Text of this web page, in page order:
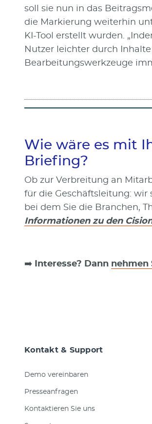
soll sie nun in das
die Markierung weiterhin
KI-Tool erstellt wurden.
Nutzer leichter durch
Bearbeitungswerkzeuge
Wie wäre es mit
Briefing?
Ob zur Verbreitung an
für die Geschäftsleitung: wir
bei dem Sie die Branchen,
Informationen zu den
➡️ Interesse? Dann nehmen
Kontakt & Support
Demo vereinbaren
Presseanfragen
Kontaktieren Sie uns